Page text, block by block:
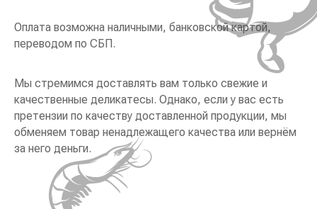
Оплата возможна наличными, банковской картой,
переводом по СБП.
Мы стремимся доставлять вам только свежие и
качественные деликатесы. Однако, если у вас есть
претензии по качеству доставленной продукции, мы
обменяем товар ненадлежащего качества или вернём
за него деньги.